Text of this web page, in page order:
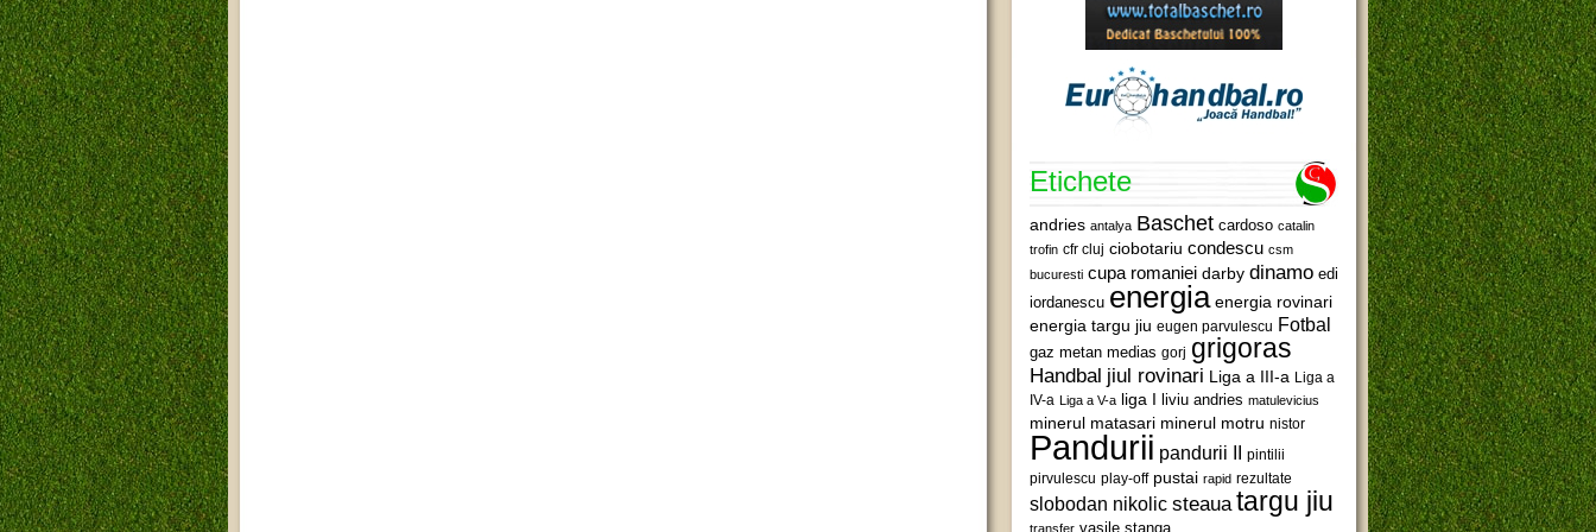
Etichete
andries antalya Baschet cardoso catalin
trofin cfr cluj ciobotariu condescu csm
bucuresti cupa romaniei darby dinamo edi
iordanescu energia energia rovinari
energia targu jiu eugen parvulescu Fotbal
gaz metan medias gorj grigoras
Handbal jiul rovinari Liga a III-a Liga a
IV-a Liga a V-a liga I liviu andries matulevicius
minerul matasari minerul motru nistor
Pandurii pandurii II pintilii
pirvulescu play-off pustai rapid rezultate
slobodan nikolic steaua targu jiu
transfer vasile stanga